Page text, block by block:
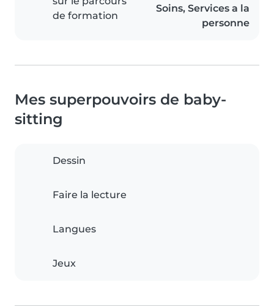
de formation
Soins, Services a la
personne
Mes superpouvoirs de baby-
sitting
Dessin
Faire la lecture
Langues
Jeux